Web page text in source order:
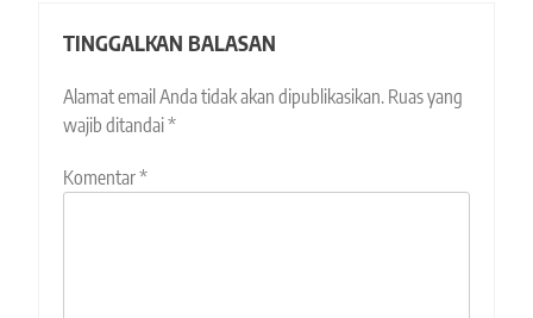
TINGGALKAN BALASAN
Alamat email Anda tidak akan dipublikasikan. Ruas yang
wajib ditandai*
Komentar*